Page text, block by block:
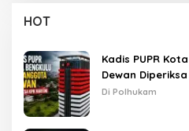
HOT
Kadis PUPR
Dewan
Di Polhukam